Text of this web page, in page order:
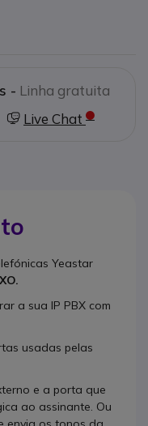
- Linha gratuita
Live Chat
Yeastar
a sua IP PBX com
usadas pelas
e a porta que
ao assinante. Ou